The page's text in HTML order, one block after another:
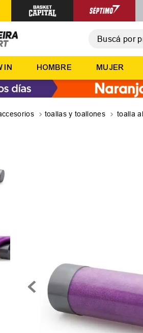
IN HOMBRE MUJER
toallas y toallones toalla